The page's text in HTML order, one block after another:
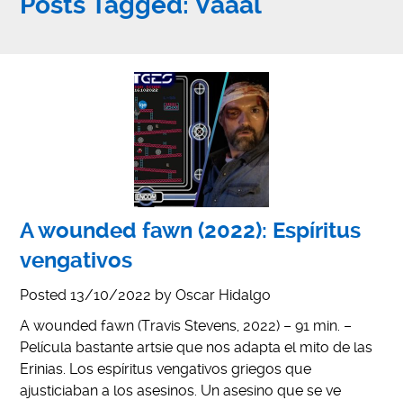
A wounded fawn (2022): Espíritus
vengativos
Posted13/10/2022 byOscar Hidalgo
A wounded fawn (Travis Stevens, 2022) – 91 min. –
Película bastante artsie que nos adapta el mito de las
Erinias. Los espíritus vengativos griegos que
ajusticiaban a los asesinos. Un asesino que se ve